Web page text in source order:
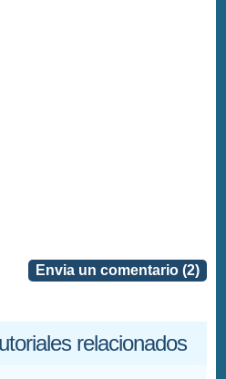
Envia un comentario (2)
relacionados